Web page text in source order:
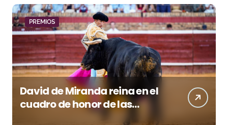
PREMIOS
David de Miranda reina en el
cuadro de honor de las
Colombinas 2026